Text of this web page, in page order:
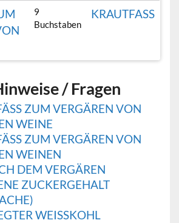
9
Buchstaben
KRAUTFASS
/ Fragen
ZUM VERGÄREN VON T
WEINE
ZUM VERGÄREN VON T
WEINEN
DEM VERGÄREN
ZUCKERGEHALT
WEISSKOHL